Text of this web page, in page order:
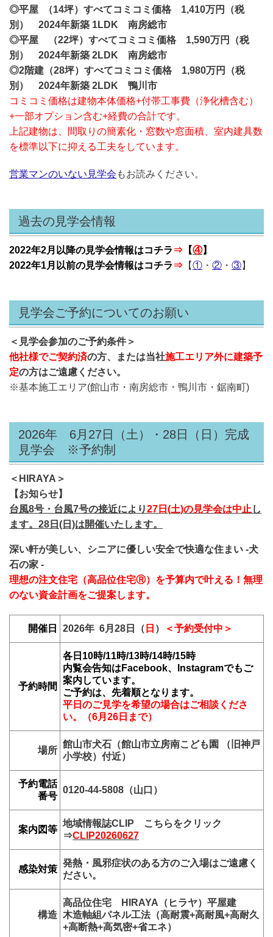
◎平屋 （14坪）すべてコミコミ価格 1,410万円（税
別） 2024年新築 1LDK 南房総市
◎平屋 （22坪）すべてコミコミ価格 1,590万円（税
別） 2024年新築 2LDK 南房総市
◎2階建（28坪）すべてコミコミ価格 1,980万円（税
別） 2024年新築 2LDK 鴨川市
コミコミ価格は建物本体価格+付帯工事費（浄化槽含む）
+一部オプション含む+経費の合計です。
上記建物は、間取りの簡素化・窓数や窓面積、室内建具数
を標準以下に抑える工夫をしています。
営業マンのいない見学会 もお読みください。
過去の見学会情報
2022年2月以降の見学会情報はコチラ ⇒ 【④】
2022年1月以前の見学会情報はコチラ ⇒ 【① ・ ② ・ ③】
見学会ご予約についてのお願い
＜見学会参加のご予約条件＞
他社様でご契約済の方、または当社施工エリア外に建築予
定の方はご遠慮ください。
※基本施工エリア(館山市・南房総市・鴨川市・鋸南町)
2026年 6月27日（土）・28日（日）完成
見学会 ※予約制
＜HIRAYA＞
【お知らせ】
台風8号・台風7号の接近により27日(土)の見学会は中止 し
ます。 28日(日)は開催いたします。
深い軒が美しい、シニアに優しい安全で快適な住まい -犬
石の家 -
理想の注文住宅（高品位住宅Ⓡ）を予算内で叶える！無理
のない資金計画をご提案します。
開催日 2026年 6月28 日（ 日 ） ＜予約受付中＞
予約時間
各日10時/11時/13時/14時/15時
内覧会告知はFacebook、Instagramでもご
案内しています。
ご予約は、先着順となります。
平日のご見学を希望の場合はご相談くださ
い。（6月26日まで）
場所
館山市犬石（館山市立房南こども園 （旧神戸
小学校）付近）
予約電話
番号
0120-44-5808（山口）
案内図等
地域情報誌CLIP こちらをクリック
⇒CLIP20260627
感染対策
発熱・風邪症状のある方のご入場はご遠慮く
ださい。
構造
高品位住宅 HIRAYA（ヒラヤ）平屋建
木造軸組パネル工法（高耐震+高耐風+高耐久
+高断熱+高気密+省エネ）